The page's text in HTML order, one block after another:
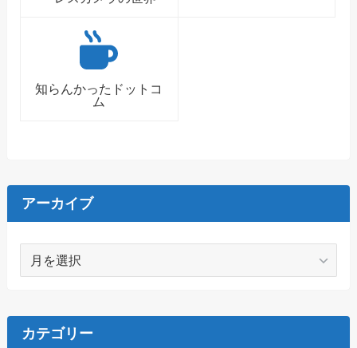
知らんかったドットコ
ム
アーカイブ
ブ
カテゴリー